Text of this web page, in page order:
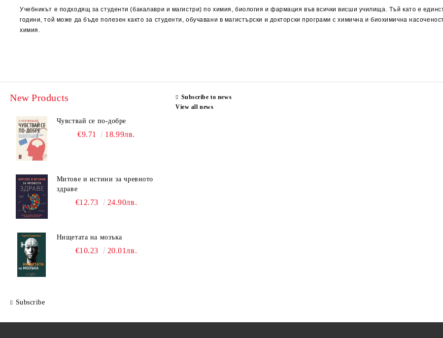
Учебникът е подходящ за студенти (бакалаври и магистри) по химия, биология и фармация във всички висши училища. Тъй като е
години, той може да бъде полезен както за студенти, обучавани в магистърски и докторски програми с химична и биохимична
химия.
New Products
Чувствай се по-добре
€9.71 18.99лв.
Митове и истини за чревното
здраве
€12.73 24.90лв.
Нищетата на мозъка
€10.23 20.01лв.
Subscribe
Subscribe to news
View all news